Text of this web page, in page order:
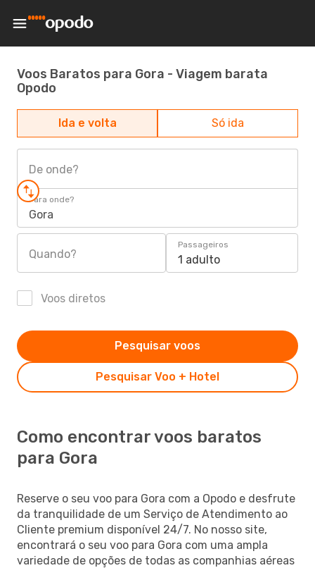
Voos Baratos para Gora - Viagem barata
Opodo
Ida e volta Só ida
De onde?
Para onde?
Gora
Quando?
Passageiros
1 adulto
Voos diretos
Pesquisar Voo + Hotel
Pesquisar voos
Como encontrar voos baratos
para Gora
Reserve o seu voo para Gora com a Opodo e desfrute
da tranquilidade de um Serviço de Atendimento ao
Cliente premium disponível 24/7. No nosso site,
encontrará o seu voo para Gora com uma ampla
variedade de opções de todas as companhias aéreas